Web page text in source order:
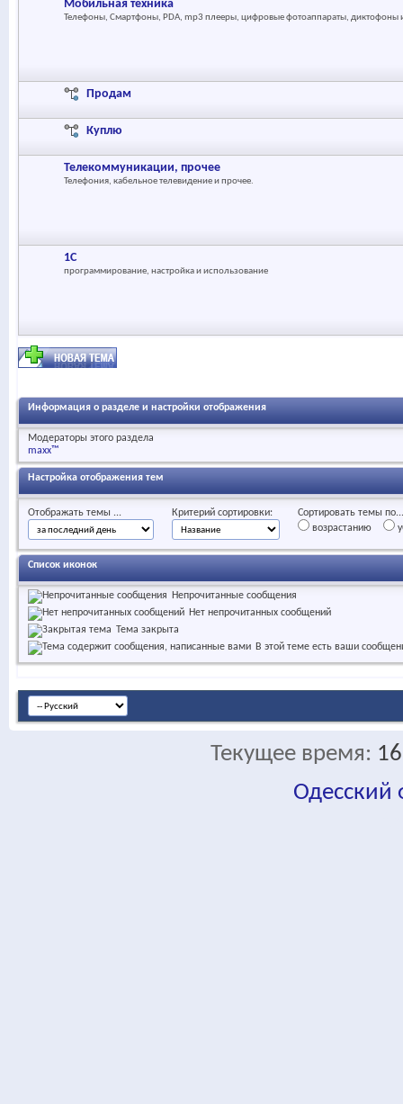
Мобильная техника
Телефоны, Смартфоны, PDA, mp3 плееры, цифровые фотоаппараты, диктофоны
Продам
Куплю
Телекоммуникации, прочее
Телефония, кабельное телевидение и прочее.
1С
программирование, настройка и использование
Информация о разделе и настройки отображения
Модераторы этого раздела
maxx™
Настройка отображения тем
Отображать темы ... Критерий сортировки:
Сортировать темы по...
возрастанию
Список иконок
Непрочитанные сообщения
Нет непрочитанных сообщений
Тема закрыта
В этой теме есть ваши
Текущее время:
Одесский